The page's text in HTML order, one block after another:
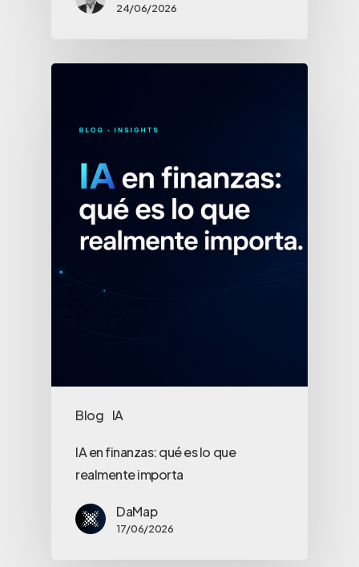
24/06/2026
Blog IA
IA en finanzas: qué es lo que
realmente importa
DaMap
17/06/2026